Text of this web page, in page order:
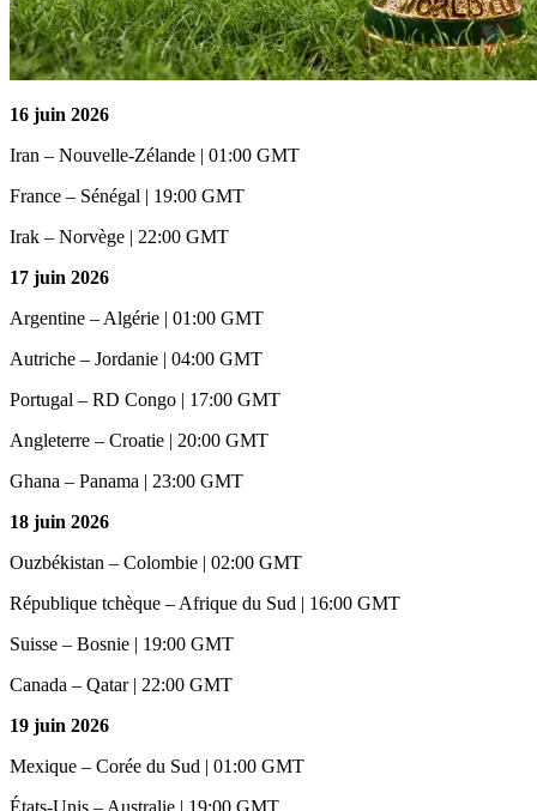
16 juin 2026
Iran – Nouvelle-Zélande | 01:00 GMT
France – Sénégal | 19:00 GMT
Irak – Norvège | 22:00 GMT
17 juin 2026
Argentine – Algérie | 01:00 GMT
Autriche – Jordanie | 04:00 GMT
Portugal – RD Congo | 17:00 GMT
Angleterre – Croatie | 20:00 GMT
Ghana – Panama | 23:00 GMT
18 juin 2026
Ouzbékistan – Colombie | 02:00 GMT
République tchèque – Afrique du Sud | 16:00 GMT
Suisse – Bosnie | 19:00 GMT
Canada – Qatar | 22:00 GMT
19 juin 2026
Mexique – Corée du Sud | 01:00 GMT
États-Unis – Australie | 19:00 GMT